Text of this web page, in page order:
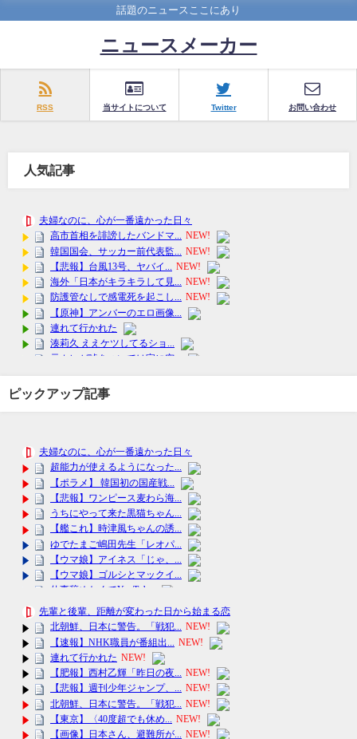
話題のニュースここにあり
ニュースメーカー
RSS 当サイトについて Twitter お問い合わせ
人気記事
ピックアップ記事